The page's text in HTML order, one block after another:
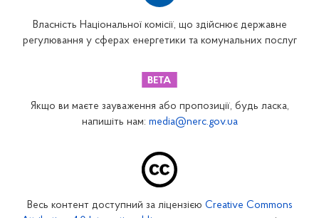
Власність Національної комісії, що здійснює державне
регулювання у сферах енергетики та комунальних послуг
Якщо ви маєте зауваження або пропозиції, будь ласка,
напишіть нам: media@nerc.gov.ua
Весь контент доступний за ліцензією Creative Commons